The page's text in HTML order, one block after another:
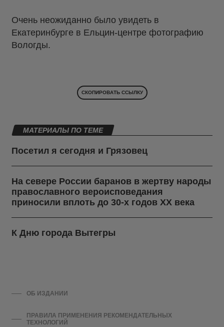
Очень неожиданно было увидеть в
Екатеринбурге в Ельцин-центре фотографию
Вологды.
СКОПИРОВАТЬ ССЫЛКУ
МАТЕРИАЛЫ ПО ТЕМЕ
Посетил я сегодня и Грязовец
На севере России баранов в жертву народы
православного вероисповедания
приносили вплоть до 30-х годов ХХ века
К Дню города Вытегры
ОБ ИЗДАНИИ
ПРАВИЛА ПРИМЕНЕНИЯ РЕКОМЕНДАТЕЛЬНЫХ
ТЕХНОЛОГИЙ